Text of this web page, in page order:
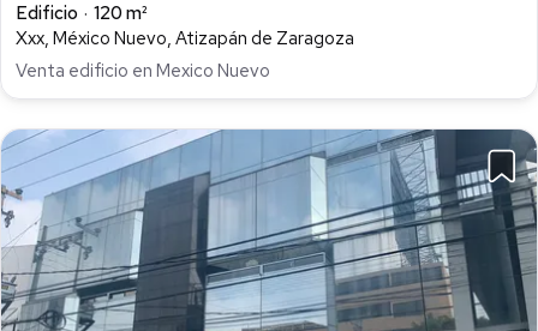
Edificio
120 m²
Xxx, México Nuevo, Atizapán de Zaragoza
Venta edificio en Mexico Nuevo